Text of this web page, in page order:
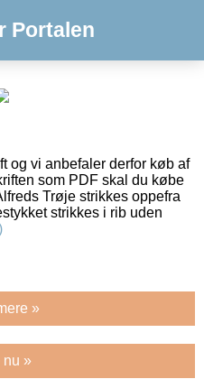
Portalen
og vi anbefaler derfor køb af
som PDF skal du købe
Trøje strikkes oppefra
strikkes i rib uden
»
nu »